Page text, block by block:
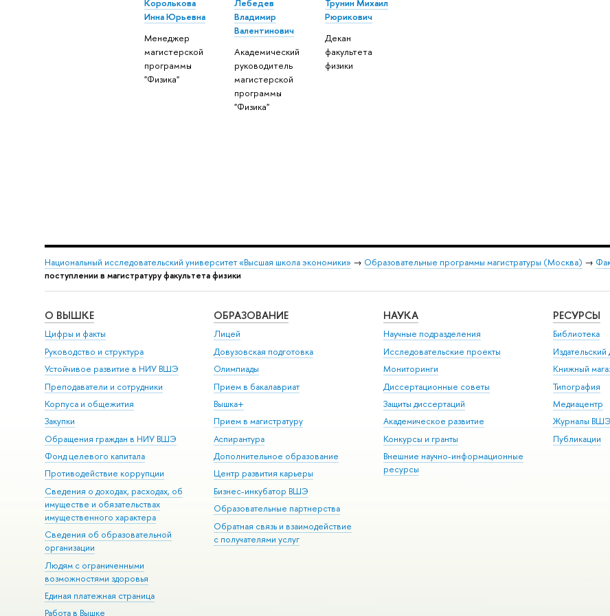
Королькова
Инна Юрьевна
Менеджер
магистерской
программы
"Физика"
Лебедев
Владимир
Валентинович
Академический
руководитель
магистерской
программы
"Физика"
Трунин Михаил
Рюрикович
Декан
факультета
физики
Национальный исследовательский университет «Высшая школа экономики» → Образовательные программы магистратуры (Москва) →
поступлении в магистратуру факультета физики
О ВЫШКЕ
Цифры и факты
Руководство и структура
Устойчивое развитие в НИУ ВШЭ
Преподаватели и сотрудники
Корпуса и общежития
Закупки
Обращения граждан в НИУ ВШЭ
Фонд целевого капитала
Противодействие коррупции
Сведения о доходах, расходах, об
имуществе и обязательствах
имущественного характера
Сведения об образовательной
организации
Людям с ограниченными
возможностями здоровья
Единая платежная страница
Работа в Вышке
ОБРАЗОВАНИЕ
Лицей
Довузовская подготовка
Олимпиады
Прием в бакалавриат
Вышка+
Прием в магистратуру
Аспирантура
Дополнительное образование
Центр развития карьеры
Бизнес-инкубатор ВШЭ
Образовательные партнерства
Обратная связь и взаимодействие
с получателями услуг
НАУКА
Научные подразделения
Исследовательские проекты
Мониторинги
Диссертационные советы
Защиты диссертаций
Академическое развитие
Конкурсы и гранты
Внешние научно-информационные
ресурсы
РЕСУРСЫ
Библиотека
Книжный
Типография
Медиацентр
Журналы ВШЭ
Публикации